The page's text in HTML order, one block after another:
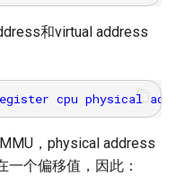
和virtual address
，physical address
个偏移值，因此：